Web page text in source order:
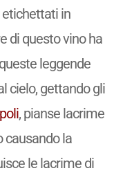
etichettati in
di questo vino ha
leggende
cielo, gettando gli
, pianse lacrime
causando la
le lacrime di